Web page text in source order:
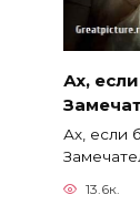
Ах,
Ах, если
13.6к.